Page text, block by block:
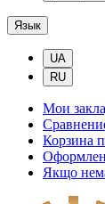
Язык
UA
RU
Мои
Корзина
Якщо